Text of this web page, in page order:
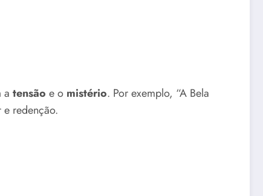
a tensão e o mistério. Por exemplo, “A Bela
redenção.